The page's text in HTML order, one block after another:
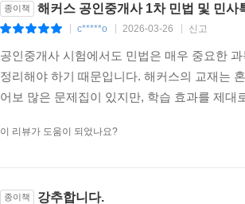
종이책 해커스 공인중개사 1차 민법 및 민사
c*****o 2026-03-26 신고
공인중개사 시험에서도 민법은 매우 중요한
정리해야 하기 때문입니다. 해커스의 교재는
어보 많은 문제집이 있지만, 학습 효과를 제
이 리뷰가 도움이 되었나요?
종이책 강추합니다.